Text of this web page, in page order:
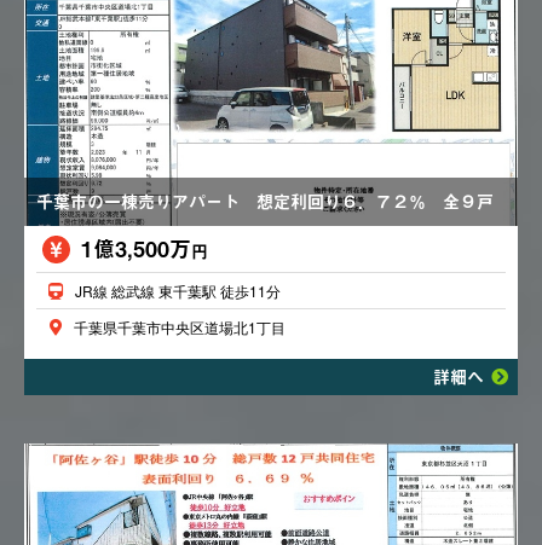
千葉市の一棟売りアパート 想定利回り６．７２％ 全９戸
1億3,500万円
JR線 総武線 東千葉駅 徒歩11分
千葉県千葉市中央区道場北1丁目
詳細へ